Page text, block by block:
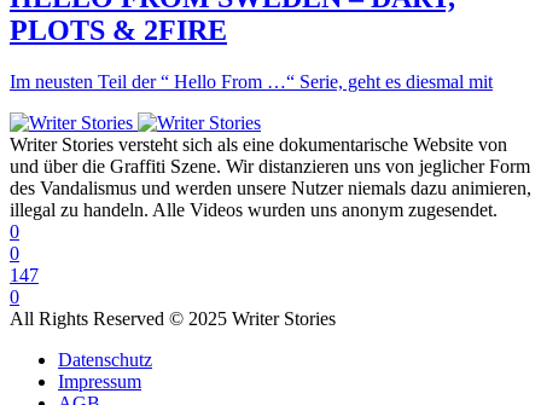
PLOTS & 2FIRE
Im neusten Teil der “ Hello From …“ Serie, geht es diesmal mit
Writer Stories versteht sich als eine dokumentarische Website von
und über die Graffiti Szene. Wir distanzieren uns von jeglicher Form
des Vandalismus und werden unsere Nutzer niemals dazu animieren,
illegal zu handeln. Alle Videos wurden uns anonym zugesendet.
0
0
147
0
All Rights Reserved © 2025 Writer Stories
Datenschutz
Impressum